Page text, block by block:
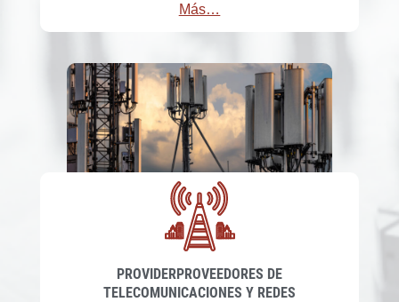
Más…
PROVIDERPROVEEDORES DE
TELECOMUNICACIONES Y REDES